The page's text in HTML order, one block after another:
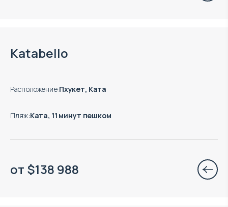
Katabello
Расположение:Пхукет, Ката
Пляж:Ката, 11 минут пешком
от $138 988